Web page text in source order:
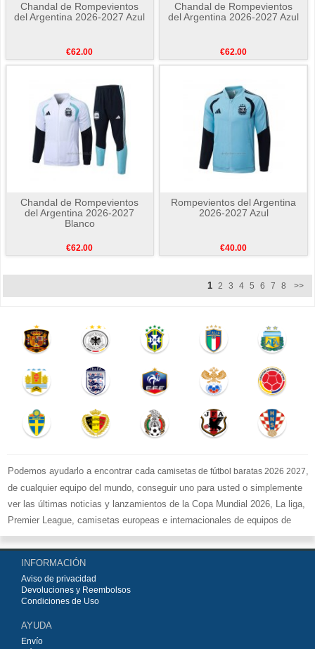
Chandal de Rompevientos
del Argentina 2026-2027 Azul
€62.00
Chandal de Rompevientos
del Argentina 2026-2027 Azul
€62.00
Chandal de Rompevientos
del Argentina 2026-2027
Blanco
€62.00
Rompevientos del Argentina
2026-2027 Azul
€40.00
1 2 3 4 5 6 7 8 >>
Podemos ayudarlo a encontrar cada camisetas de fútbol baratas 2026 2027
de cualquier equipo del mundo, conseguir uno para usted o simplemente
ver las últimas noticias y lanzamientos de la Copa Mundial 2026, La liga,
Premier League, camisetas europeas e internacionales de equipos de
fútbol y kits.
Comprecamisetas de fútbol baratas replicasen la tienda deportiva
más grande de Europa. ¡Grandes ofertas en todas las camisetas del club
de fútbol, ​​kits europeos e internacionales, todo a los precios más bajos!
Compre nuestra gran selección de
INFORMACIÓN
Aviso de privacidad
Devoluciones y Reembolsos
Condiciones de Uso
AYUDA
Envío